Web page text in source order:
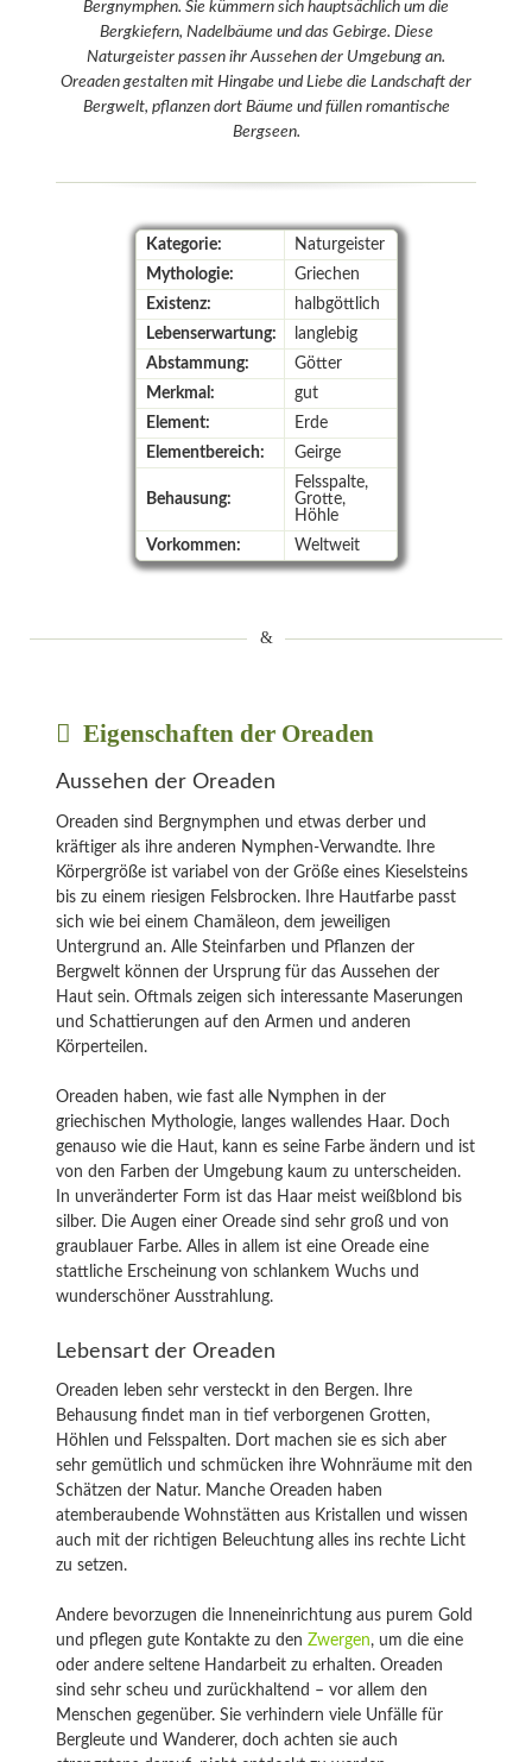
Bergnymphen. Sie kümmern sich hauptsächlich um die
Bergkiefern, Nadelbäume und das Gebirge. Diese
Naturgeister passen ihr Aussehen der Umgebung an.
Oreaden gestalten mit Hingabe und Liebe die Landschaft der
Bergwelt, pflanzen dort Bäume und füllen romantische
Bergseen.
Kategorie:
Naturgeister
Mythologie:
Griechen
Existenz:
halbgöttlich
Lebenserwartung:
langlebig
Abstammung:
Götter
Merkmal:
gut
Element:
Erde
Elementbereich:
Geirge
Behausung:
Felsspalte,
Grotte,
Höhle
Vorkommen:
Weltweit
Eigenschaften der Oreaden
Aussehen der Oreaden
Oreaden sind Bergnymphen und etwas derber und
kräftiger als ihre anderen Nymphen-Verwandte. Ihre
Körpergröße ist variabel von der Größe eines Kieselsteins
bis zu einem riesigen Felsbrocken. Ihre Hautfarbe passt
sich wie bei einem Chamäleon, dem jeweiligen
Untergrund an. Alle Steinfarben und Pflanzen der
Bergwelt können der Ursprung für das Aussehen der
Haut sein. Oftmals zeigen sich interessante Maserungen
und Schattierungen auf den Armen und anderen
Körperteilen.
Oreaden haben, wie fast alle Nymphen in der
griechischen Mythologie, langes wallendes Haar. Doch
genauso wie die Haut, kann es seine Farbe ändern und ist
von den Farben der Umgebung kaum zu unterscheiden.
In unveränderter Form ist das Haar meist weißblond bis
silber. Die Augen einer Oreade sind sehr groß und von
graublauer Farbe. Alles in allem ist eine Oreade eine
stattliche Erscheinung von schlankem Wuchs und
wunderschöner Ausstrahlung.
Lebensart der Oreaden
Oreaden leben sehr versteckt in den Bergen. Ihre
Behausung findet man in tief verborgenen Grotten,
Höhlen und Felsspalten. Dort machen sie es sich aber
sehr gemütlich und schmücken ihre Wohnräume mit den
Schätzen der Natur. Manche Oreaden haben
atemberaubende Wohnstätten aus Kristallen und wissen
auch mit der richtigen Beleuchtung alles ins rechte Licht
zu setzen.
Andere bevorzugen die Inneneinrichtung aus purem Gold
und pflegen gute Kontakte zu den Zwergen, um die eine
oder andere seltene Handarbeit zu erhalten. Oreaden
sind sehr scheu und zurückhaltend – vor allem den
Menschen gegenüber. Sie verhindern viele Unfälle für
Bergleute und Wanderer, doch achten sie auch